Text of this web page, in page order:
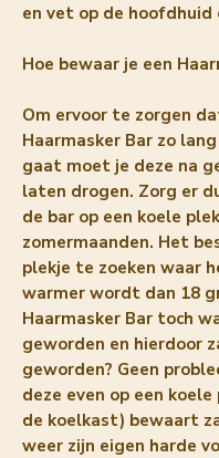
en vet op de
Hoe bewaar je een
Om ervoor te zorgen
Haarmasker Bar zo
gaat moet je deze na
laten drogen. Zorg er
de bar op een koele
zomermaanden. Het
plekje te zoeken waar
warmer wordt dan 18
Haarmasker Bar toch
geworden en hierdoor
geworden? Geen
deze even op een
de koelkast) bewaart
weer zijn eigen harde